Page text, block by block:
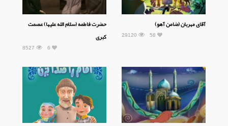
آقای مهربان (ضامن آهو)
29120 58
حضرت فاطمه (سلام الله علیها) عصمت
کبری
8527 6